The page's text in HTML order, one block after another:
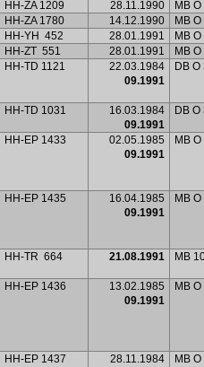
HH-ZA 1209 28.11.1990
MB
HH-ZA 1780 14.12.1990
MB
HH-YH 452 28.01.1991
MB
HH-ZT 551 28.01.1991
MB
HH-TD 1121
22.03.1984
09.1991
DB O
HH-TD 1031
16.03.1984
09.1991
DB O
HH-EP 1433
02.05.1985
09.1991
MB
HH-EP 1435
16.04.1985
09.1991
MB
HH-TR 664 21.08.1991 MB
HH-EP 1436
13.02.1985
09.1991
MB
HH-EP 1437 28.11.1984 MB